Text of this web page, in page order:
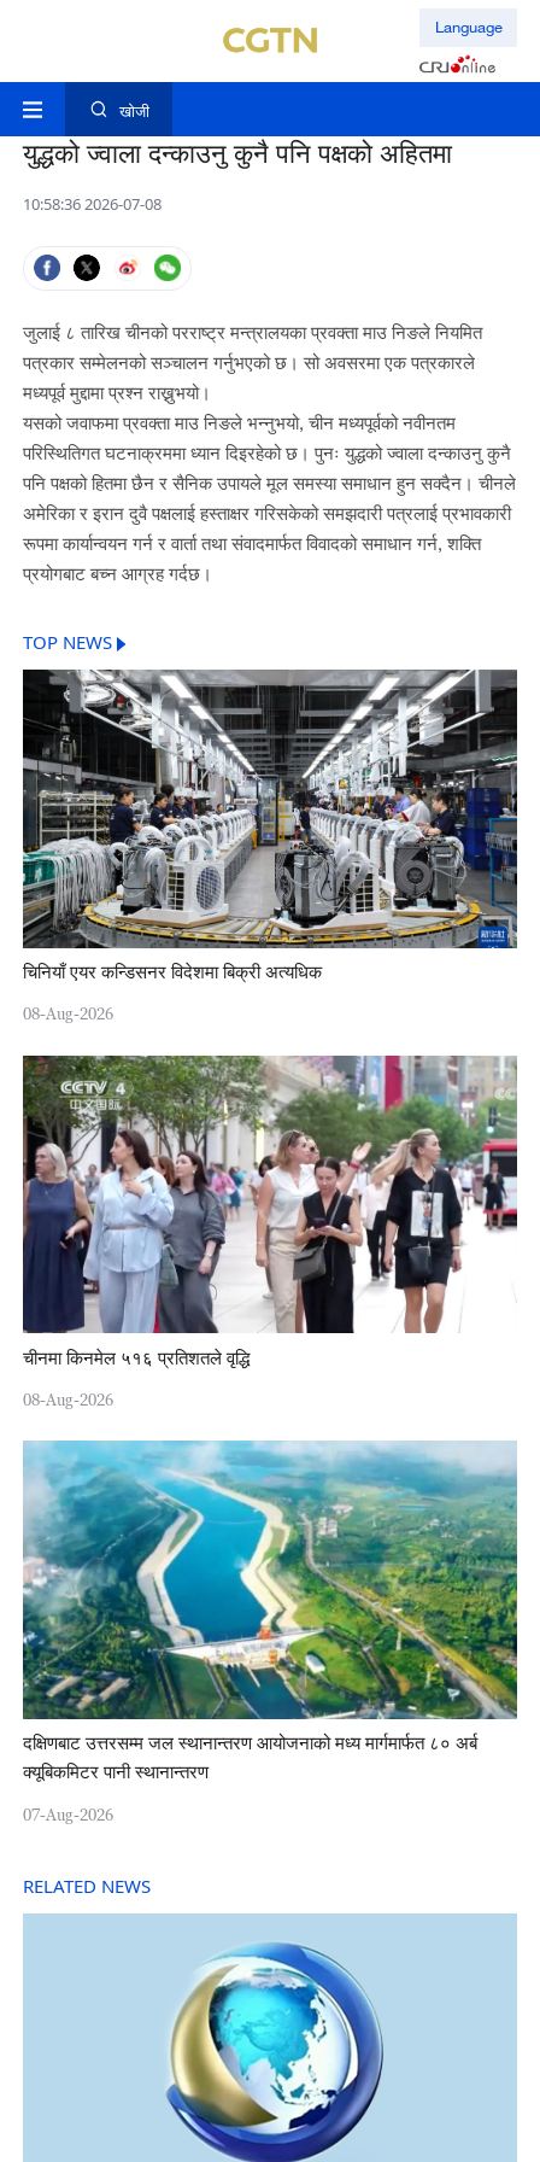
Language
खोजी
युद्धको ज्वाला दन्काउनु कुनै पनि पक्षको अहितमा
10:58:36 2026-07-08
जुलाई ८ तारिख चीनको परराष्ट्र मन्त्रालयका प्रवक्ता माउ निङले नियमित
पत्रकार सम्मेलनको सञ्चालन गर्नुभएको छ। सो अवसरमा एक पत्रकारले
मध्यपूर्व मुद्दामा प्रश्न राख्नुभयो।
यसको जवाफमा प्रवक्ता माउ निङले भन्नुभयो, चीन मध्यपूर्वको नवीनतम
परिस्थितिगत घटनाक्रममा ध्यान दिइरहेको छ। पुनः युद्धको ज्वाला दन्काउनु कुनै
पनि पक्षको हितमा छैन र सैनिक उपायले मूल समस्या समाधान हुन सक्दैन। चीनले
अमेरिका र इरान दुवै पक्षलाई हस्ताक्षर गरिसकेको समझदारी पत्रलाई प्रभावकारी
रूपमा कार्यान्वयन गर्न र वार्ता तथा संवादमार्फत विवादको समाधान गर्न, शक्ति
प्रयोगबाट बच्न आग्रह गर्दछ।
TOP NEWS
चिनियाँ एयर कन्डिसनर विदेशमा बिक्री अत्यधिक
08-Aug-2026
चीनमा किनमेल ५१६ प्रतिशतले वृद्धि
08-Aug-2026
दक्षिणबाट उत्तरसम्म जल स्थानान्तरण आयोजनाको मध्य मार्गमार्फत ८० अर्ब
क्यूबिकमिटर पानी स्थानान्तरण
07-Aug-2026
RELATED NEWS